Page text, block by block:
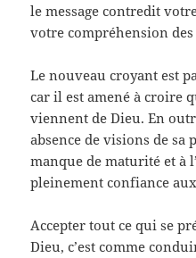
le message contredit
votre compréhension
Le nouveau croyant est
car il est amené à croire
viennent de Dieu. En
absence de visions de
manque de maturité et à
pleinement confiance
Accepter tout ce qui se
Dieu, c’est comme